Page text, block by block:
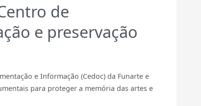
de
e preservação
e Informação (Cedoc) da Funarte e
para proteger a memória das artes e